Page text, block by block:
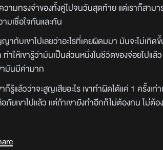
วามทรงจำของทั้งคู่ไปจนวันสุดท้าย แต่เราก็สา
มเชื่อใจกันและกัน
เขาไปเลยว่าอะไรที่เคยผิดมมา มันจะไม่เกิด
ห้เขารู้ว่ามันเป็นส่วนหนึ่งในชีวิตของจ่อยไปแล้ว
ามันมีค่ามาก
แล้วว่าจะสูญเสียอะไร เขาทำผิดได้แค่ 1 ครั้งเ
ภัยเขาไปแล้ว แต่ถ้าเขายังทำอีกก็ไม่ต้องทน ไม่ต้อ